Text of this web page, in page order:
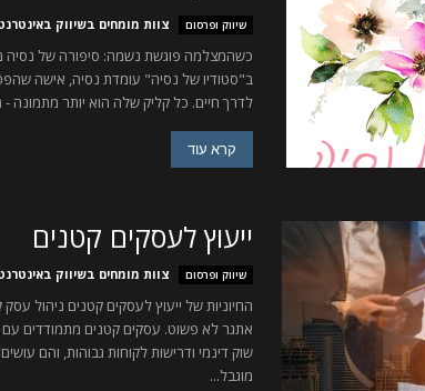
שיווק ופרסום צוות מומחים בשיווק
כשהמצלמה פוגשת נשמה: סיפורה של נסיה
ב"סטודיו של נסיה" עומדת נסיה, אישה
לדרך חיים. כל קליק שלה הוא יותר מתמונה -
קרא עוד
ייעוץ לעסקים קטנים
שיווק ופרסום צוות מומחים בשיווק
החיוניות של ייעוץ לעסקים קטנים ניהול
אתגר לא פשוט. עסקים קטנים מתמודדים עם
שוק דינמי ודרישות לקוחות גבוהות, והם
מוגבל...